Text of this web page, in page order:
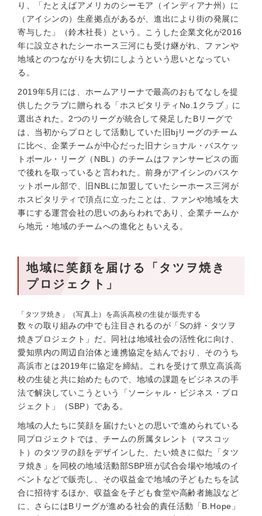
り、「たとえばアメリカのシーモア（インディアナ州）に
（アイシンの）生産拠点があるが、進出により街の発展に
寄与した」（鈴木社長）という。こうした企業文化が2016
年に設立されたシーホース三河にも受け継がれ、ファンや
地域とのつながりを大切にしようという思いとなってい
る。
2019年5月には、ホームアリーナで最高のおもてなしを提
供したクラブに贈られる「ホスピタリティNo.1クラブ」に
選出された。2つのリーグが統合して発足したBリーグで
は、当初からプロとして活動していた旧bjリーグのチーム
に比べ、企業チームが中心だった旧ナショナル・バスケッ
トボール・リーグ（NBL）のチームはファンサービスの面
で後れを取っていると言われた。前身がアイシンのバスケ
ットボール部で、旧NBLに加盟していたシーホース三河が
ホスピタリティで頂点に立ったことは、ファンや地域を大
事にする運営会社の思いのあらわれであり、企業チームか
ら地元・地域のチームへの進化ともいえる。
地域に笑顔を届ける「タツヲ焼き
プロジェクト」
「タツヲ焼き」（写真上）を高浜高校の生徒が販売する
数々の取り組みの中でも注目されるのが「Sの絆・タツヲ
焼きプロジェクト」だ。同社は地域社会の活性化に向け、
愛知県内の周辺自治体と連携協定を結んでおり、そのうち
高浜市とは2019年に協定を締結。これを受けて県立高浜高
校の生徒と共に始めたもので、地域の課題をビジネスの手
法で解決していこうという「ソーシャル・ビジネス・プロ
ジェクト」（SBP）である。
地域の人たちに笑顔を届けたいとの思いで進められている
同プロジェクトでは、チームの所属タレント（マスコッ
ト）のタツヲの顔をデザインした、たい焼きに似た「タツ
ヲ焼き」を同校の地域活動部SBP班が試合会場や地域のイ
ベントなどで販売し、その収益金で地域の子どもたちを試
合に招待するほか、収益金を子ども食堂や高齢者施設など
に、さらにはBリーグが進める社会的責任活動「B.Hope」